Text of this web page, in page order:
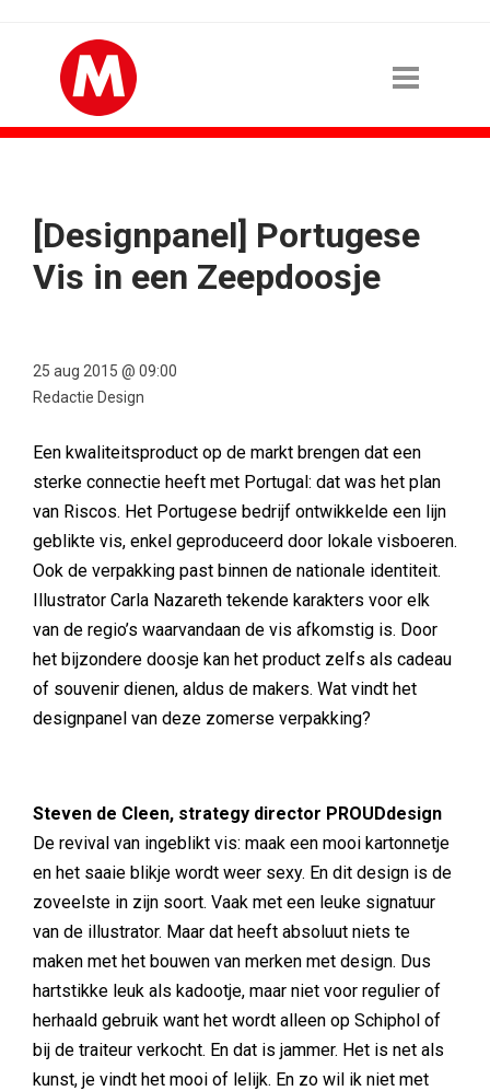
[Designpanel] Portugese
Vis in een Zeepdoosje
25 aug 2015 @ 09:00
Redactie Design
Een kwaliteitsproduct op de markt brengen dat een
sterke connectie heeft met Portugal: dat was het plan
van Riscos. Het Portugese bedrijf ontwikkelde een lijn
geblikte vis, enkel geproduceerd door lokale visboeren.
Ook de verpakking past binnen de nationale identiteit.
Illustrator Carla Nazareth tekende karakters voor elk
van de regio’s waarvandaan de vis afkomstig is. Door
het bijzondere doosje kan het product zelfs als cadeau
of souvenir dienen, aldus de makers. Wat vindt het
designpanel van deze zomerse verpakking?
Steven de Cleen, strategy director PROUDdesign
De revival van ingeblikt vis: maak een mooi kartonnetje
en het saaie blikje wordt weer sexy. En dit design is de
zoveelste in zijn soort. Vaak met een leuke signatuur
van de illustrator. Maar dat heeft absoluut niets te
maken met het bouwen van merken met design. Dus
hartstikke leuk als kadootje, maar niet voor regulier of
herhaald gebruik want het wordt alleen op Schiphol of
bij de traiteur verkocht. En dat is jammer. Het is net als
kunst, je vindt het mooi of lelijk. En zo wil ik niet met